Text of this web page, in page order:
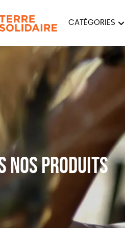
CATÉGORIES
ÉQUITABLE
PAPETERIE
nos produits